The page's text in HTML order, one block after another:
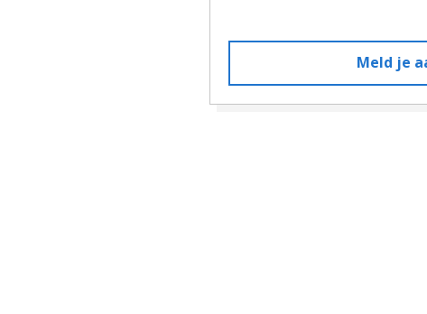
Meld je